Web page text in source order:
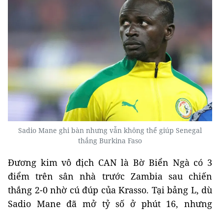
Sadio Mane ghi bàn nhưng vẫn không thể giúp Senegal
thắng Burkina Faso
Đương kim vô địch CAN là Bờ Biển Ngà có 3
điểm trên sân nhà trước Zambia sau chiến
thắng 2-0 nhờ cú đúp của Krasso. Tại bảng L, dù
Sadio Mane đã mở tỷ số ở phút 16, nhưng